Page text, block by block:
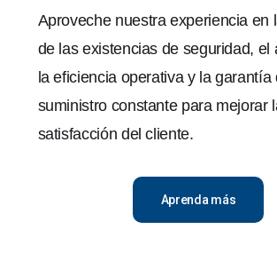
Aproveche nuestra experiencia en
de las existencias de seguridad, el
la eficiencia operativa y la garantía
suministro constante para mejorar
satisfacción del cliente.
Aprenda más